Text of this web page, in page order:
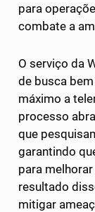
para
combate a
O serviço da
de busca
máximo a
processo
que
garantindo
para
resultado
mitigar